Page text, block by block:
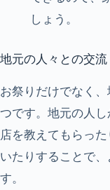
しょう。
地元の人々との交
お祭りだけでなく
つです。地元の人
店を教えてもらっ
いたりすることで
す。